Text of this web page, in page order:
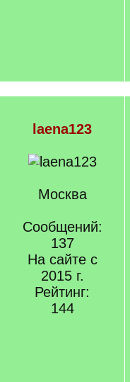
laena123
Mосква
Сообщений:
137
На сайте с
2015 г.
Рейтинг:
144